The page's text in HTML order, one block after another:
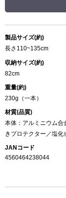
製品サイズ(約)
長さ110~135cm
収納サイズ(約)
82cm
重量(約)
230g（一本）
材質(品質)
本体：アルミニウム
きプロテクター／塩化
JANコード
4560464238044